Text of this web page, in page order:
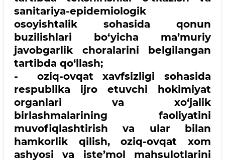
sanitariya-epidemiologik
osoyishtalik sohasida qonun
buzilishlari bo‘yicha ma’muriy
javobgarlik choralarini belgilangan
tartibda qo‘llash;
- oziq-ovqat xavfsizligi sohasida
respublika ijro etuvchi hokimiyat
organlari va xo‘jalik
birlashmalarining faoliyatini
muvofiqlashtirish va ular bilan
hamkorlik qilish, oziq-ovqat xom
ashyosi va iste’mol mahsulotlarini